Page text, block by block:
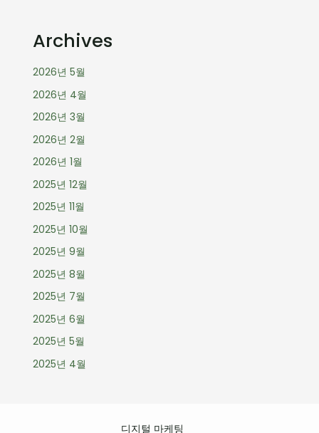
Archives
2026년 5월
2026년 4월
2026년 3월
2026년 2월
2026년 1월
2025년 12월
2025년 11월
2025년 10월
2025년 9월
2025년 8월
2025년 7월
2025년 6월
2025년 5월
2025년 4월
디지털 마케팅